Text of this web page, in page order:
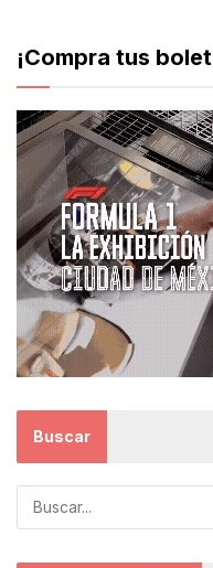
¡Compra tus
Buscar